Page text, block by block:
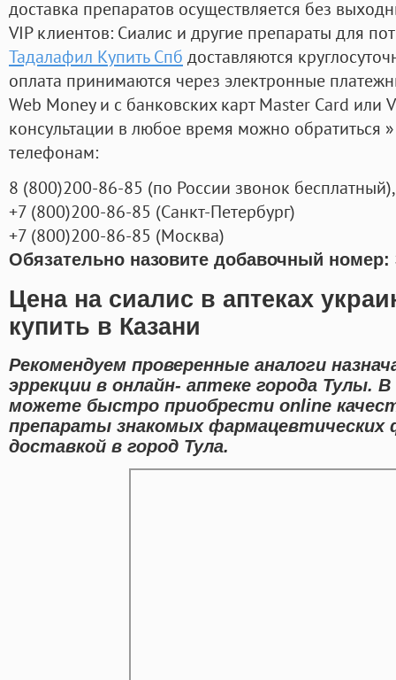
доставка препаратов осуществляется без
VIP клиентов: Сиалис и другие препараты для
Тадалафил Купить Спб доставляются
оплата принимаются через электронные
Web Money и с банковских карт Master Card или
консультации в любое время можно обратиться
телефонам:
8 (800)200-86-85 (по России звонок бесплатный),
+7 (800)200-86-85 (Санкт-Петербург)
+7 (800)200-86-85 (Москва)
Обязательно назовите добавочный номер:
Цена на сиалис в аптеках
купить в Казани
Рекомендуем проверенные аналоги
эррекции в онлайн- аптеке города Тулы.
можете быстро приобрести online
препараты знакомых фармацевтических
доставкой в город Тула.